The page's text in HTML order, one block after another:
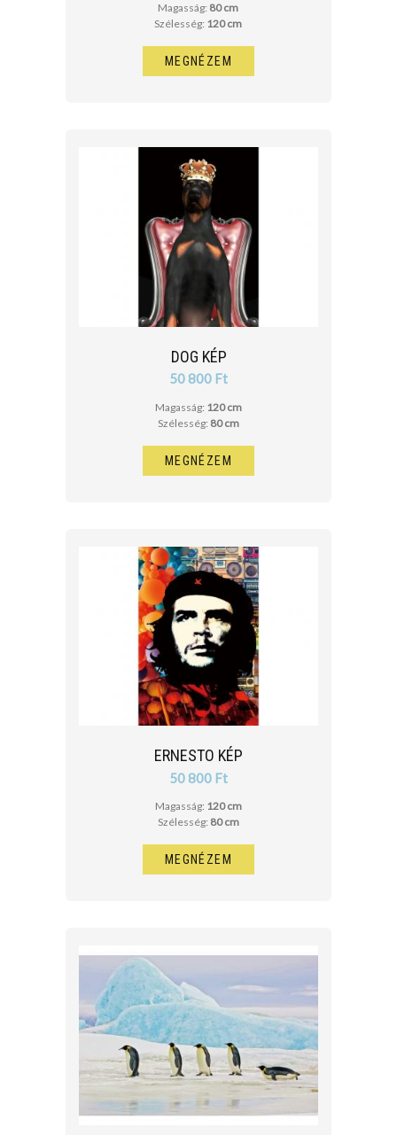
Magasság: 80 cm
Szélesség: 120 cm
MEGNÉZEM
DOG KÉP
50 800 Ft
Magasság: 120 cm
Szélesség: 80 cm
MEGNÉZEM
ERNESTO KÉP
50 800 Ft
Magasság: 120 cm
Szélesség: 80 cm
MEGNÉZEM